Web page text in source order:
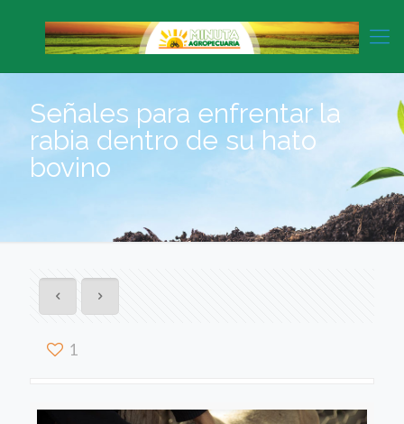
Señales para enfrentar la
rabia dentro de su hato
bovino
1